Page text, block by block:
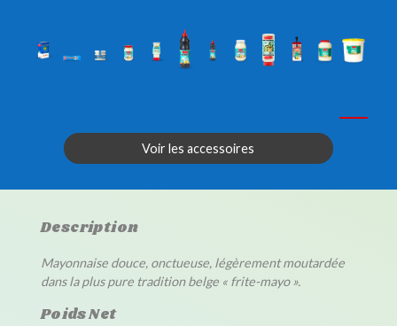
Voir les accessoires
Description
Mayonnaise douce, onctueuse, légèrement moutardée
dans la plus pure tradition belge « frite-mayo ».
Poids Net